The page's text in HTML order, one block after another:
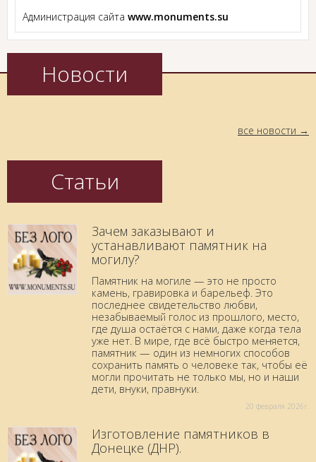
Администрация сайта www.monuments.su
Новости
все новости
Статьи
Зачем заказывают и
устанавливают памятник на
могилу?
Памятник на могиле — это не просто
камень, гравировка и барельеф. Это
последнее свидетельство любви,
незабываемый голос из прошлого, место,
где душа остаётся с нами, даже когда тела
уже нет. В мире, где всё быстро меняется,
памятник — один из немногих способов
сохранить память о человеке так, чтобы её
могли прочитать не только мы, но и наши
дети, внуки, правнуки.
20 февраля 2026г.
Изготовление памятников в
Донецке (ДНР).